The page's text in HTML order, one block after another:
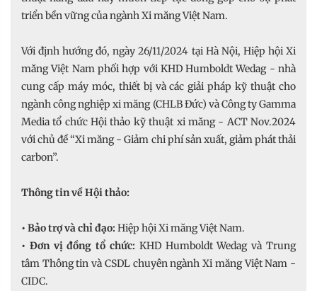
triển bền vững của ngành Xi măng Việt Nam.
Với định hướng đó, ngày 26/11/2024 tại Hà Nội, Hiệp hội Xi
măng Việt Nam phối hợp với KHD Humboldt Wedag - nhà
cung cấp máy móc, thiết bị và các giải pháp kỹ thuật cho
ngành công nghiệp xi măng (CHLB Đức) và Công ty Gamma
Media tổ chức Hội thảo kỹ thuật xi măng - ACT Nov.2024
với chủ đề “Xi măng - Giảm chi phí sản xuất, giảm phát thải
carbon”.
Thông tin về Hội thảo:
• Bảo trợ và chỉ đạo: Hiệp hội Xi măng Việt Nam.
• Đơn vị đồng tổ chức: KHD Humboldt Wedag và Trung
tâm Thông tin và CSDL chuyên ngành Xi măng Việt Nam -
CIDC.